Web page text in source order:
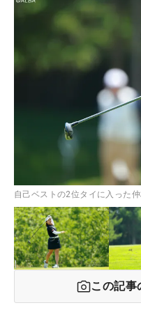
自己ベストの2位タイに入った
この記事